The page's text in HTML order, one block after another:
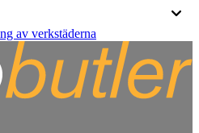
av verkstäderna